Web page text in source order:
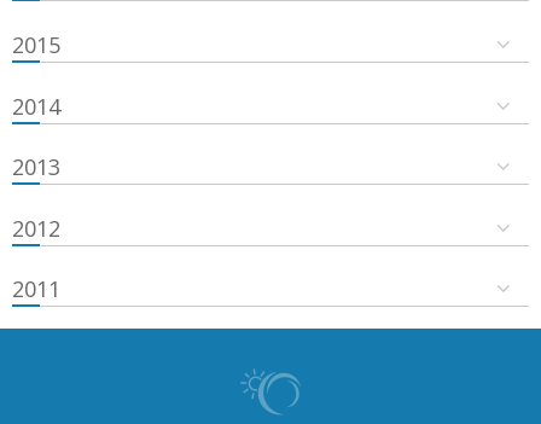
2015
2014
2013
2012
2011